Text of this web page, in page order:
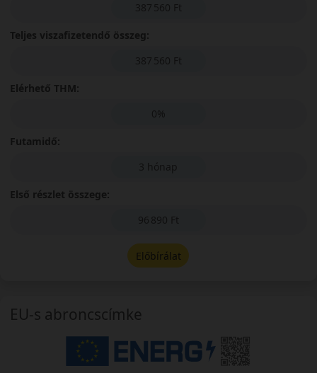
387 560 Ft
Teljes viszafizetendő összeg:
387 560 Ft
Elérhető THM:
0%
Futamidő:
3 hónap
Első részlet összege:
96 890 Ft
Előbírálat
EU-s abroncscímke